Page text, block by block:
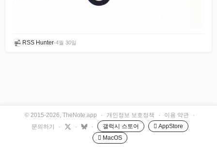
RSS Hunter•4월 30일
© 2015-2026, TheNote.app · 개인정보 보호정책 · 이용 약관
·
문의하기
· · · 갤럭시 스토어
 AppStore
 MacOS